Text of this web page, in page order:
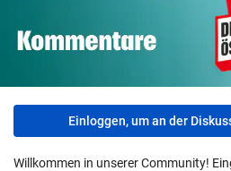
Einloggen, um an der
Willkommen in unserer Community!